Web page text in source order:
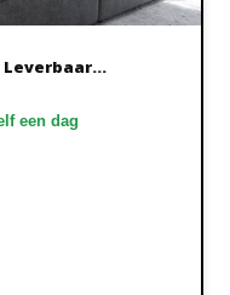
Leverbaar...
een dag